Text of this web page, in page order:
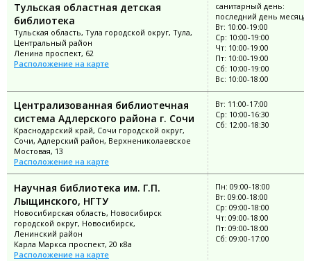
Тульская областная детская
библиотека
Тульская область, Тула городской округ, Тула,
Центральный район
Ленина проспект, 62
Расположение на карте
санитарный день:
последний день месяца
Вт: 10:00-19:00
Ср: 10:00-19:00
Чт: 10:00-19:00
Пт: 10:00-19:00
Сб: 10:00-19:00
Вс: 10:00-18:00
Централизованная библиотечная
система Адлерского района г. Сочи
Краснодарский край, Сочи городской округ,
Сочи, Адлерский район, Верхнениколаевское
Мостовая, 13
Расположение на карте
Вт: 11:00-17:00
Ср: 10:00-16:30
Сб: 12:00-18:30
Научная библиотека им. Г.П.
Лыщинского, НГТУ
Новосибирская область, Новосибирск
городской округ, Новосибирск,
Ленинский район
Карла Маркса проспект, 20 к8а
Расположение на карте
Пн: 09:00-18:00
Вт: 09:00-18:00
Ср: 09:00-18:00
Чт: 09:00-18:00
Пт: 09:00-18:00
Сб: 09:00-17:00